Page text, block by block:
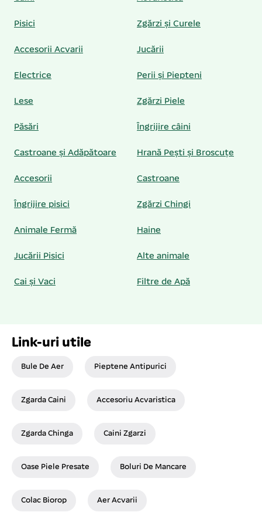
Pisici Zgărzi și Curele
Accesorii Acvarii Jucării
Electrice Perii și Piepteni
Lese Zgărzi Piele
Păsări Îngrijire câini
Castroane și Adăpătoare Hrană Pești și Broscuțe
Accesorii Castroane
Îngrijire pisici Zgărzi Chingi
Animale Fermă Haine
Jucării Pisici Alte animale
Cai și Vaci Filtre de Apă
Link-uri utile
Bule De Aer Pieptene Antipurici
Zgarda Caini Accesoriu Acvaristica
Zgarda Chinga Caini Zgarzi
Oase Piele Presate Boluri De Mancare
Colac Biorop Aer Acvarii